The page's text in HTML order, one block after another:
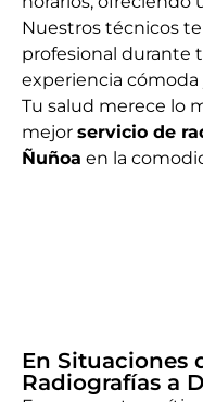
Nuestros técnicos
profesional durante
experiencia cómoda
Tu salud merece lo
mejor servicio de
Ñuñoa en la
En Situaciones
Radiografías a